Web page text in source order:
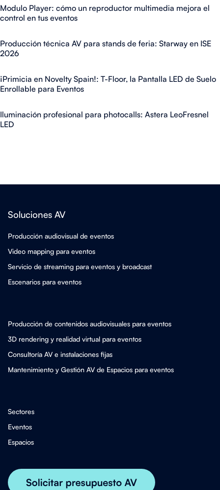
Modulo Player: cómo un reproductor multimedia mejora el
control en tus eventos
Producción técnica AV para stands de feria: Starway en ISE
2026
¡Primicia en Novelty Spain!: T-Floor, la Pantalla LED de Suelo
Enrollable para Eventos
Iluminación profesional para photocalls: Astera LeoFresnel
LED
Soluciones AV
Producción audiovisual de eventos
Video mapping para eventos
Servicio de streaming para eventos y broadcast
Escenarios para eventos
Producción de contenidos audiovisuales para eventos
3D rendering y realidad virtual para eventos
Consultoría AV e instalaciones fijas
Mantenimiento y Gestión AV de Espacios para eventos
Sectores
Eventos
Espacios